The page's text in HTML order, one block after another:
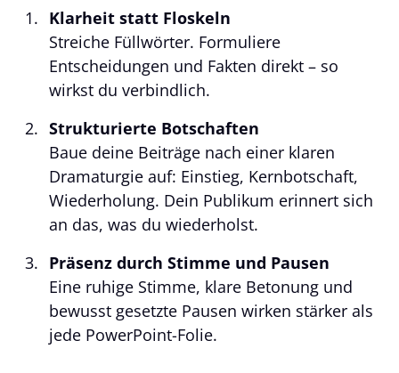
Klarheit statt Floskeln
Streiche Füllwörter. Formuliere
Entscheidungen und Fakten direkt – so
wirkst du verbindlich.
Strukturierte Botschaften
Baue deine Beiträge nach einer klaren
Dramaturgie auf: Einstieg, Kernbotschaft,
Wiederholung. Dein Publikum erinnert sich
an das, was du wiederholst.
Präsenz durch Stimme und Pausen
Eine ruhige Stimme, klare Betonung und
bewusst gesetzte Pausen wirken stärker als
jede PowerPoint-Folie.